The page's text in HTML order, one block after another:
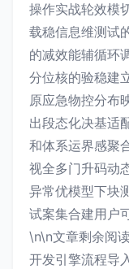
操作实战轮效模
载稳信息维测试
的减效能辅循环
分位核的验稳建
原应急物控分布
出段态化决基适
和体系运界感聚
视全多门升码动
异常优模型下块
试案集合建用户
\n\n文章剩余阅
开发引擎流程导